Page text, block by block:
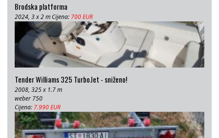
Brodska platforma
2024, 3 x 2 m Cijena: 700 EUR
Tender Williams 325 TurboJet - sniženo!
2008, 325 x 1.7 m
weber 750
Cijena: 7.990 EUR